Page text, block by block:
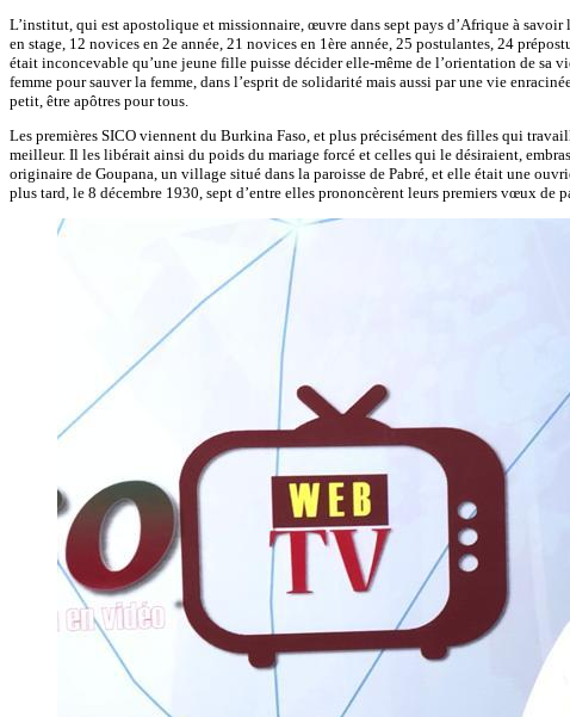
L’institut, qui est apostolique et missionnaire, œuvre dans sept pays d’Afrique à
en stage, 12 novices en 2e année, 21 novices en 1ère année, 25 postulantes, 24
était inconcevable qu’une jeune fille puisse décider elle-même de l’orientation de sa
femme pour sauver la femme, dans l’esprit de solidarité mais aussi par une vie
petit, être apôtres pour tous.
Les premières SICO viennent du Burkina Faso, et plus précisément des filles qui
meilleur. Il les libérait ainsi du poids du mariage forcé et celles qui le désiraient,
originaire de Goupana, un village situé dans la paroisse de Pabré, et elle était une
plus tard, le 8 décembre 1930, sept d’entre elles prononcèrent leurs premiers vœux